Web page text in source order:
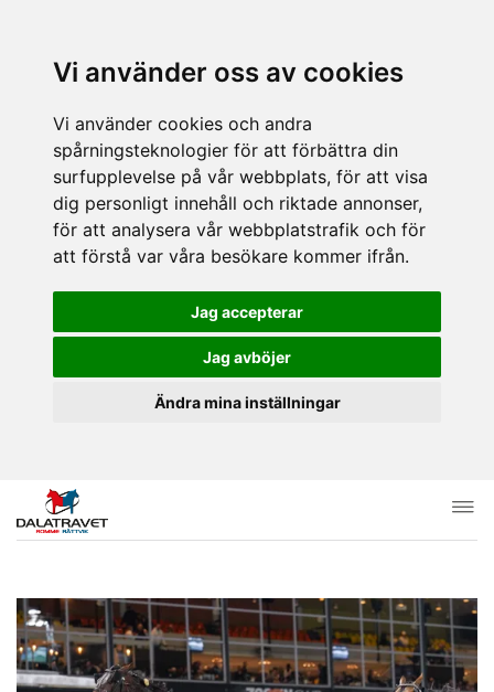
Vi använder oss av cookies
Vi använder cookies och andra
spårningsteknologier för att förbättra din
surfupplevelse på vår webbplats, för att visa
dig personligt innehåll och riktade annonser,
för att analysera vår webbplatstrafik och för
att förstå var våra besökare kommer ifrån.
Jag accepterar
Jag avböjer
Ändra mina inställningar